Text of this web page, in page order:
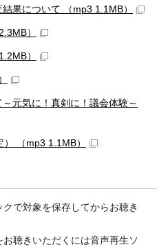
果について （mp3 1.1MB）
）
）
元気に！真剣に！議会体験～
（mp3 1.1MB）
で対象を保存してからお聴き
聴きいただくには音声再生ソ